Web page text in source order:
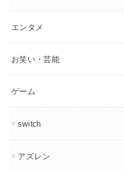
エンタメ
お笑い・芸能
ゲーム
switch
アズレン